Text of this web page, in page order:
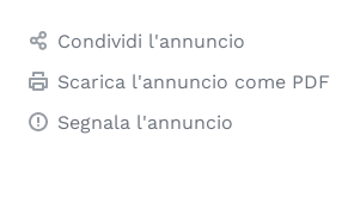
Condividi l'annuncio
Scarica l'annuncio come PDF
Segnala l'annuncio